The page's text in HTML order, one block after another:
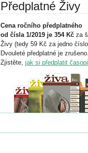
Předplatné Živy
Cena ročního předplatného
od čísla 1/2019 je 354 Kč za
Živy (tedy 59 Kč za jedno
Dvouleté předplatné je zrušeno.
Zjistěte, jak si předplatit